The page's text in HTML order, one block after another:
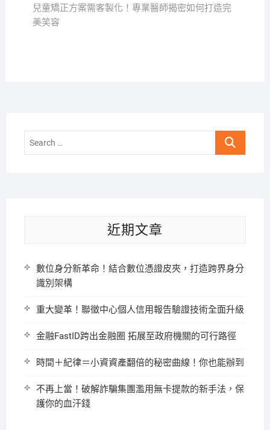
覽 post:
兒童矯正方案需客製化！專業醫師揭密如何打造完
美笑容
Search
近期文章
數位身分新革命！結合數位憑證皮夾，打造跨界身分
識別架構
重大變革！聯徵中心個人信用報告驗證技術全面升級
金融FastID跨出金融圈 拓展至政府機關的可行路徑
時間＋紀律＝小資資產翻倍的秘密曲線！你也能辦到
不再上當！破解詐騙集團濫用無卡提款的新手法，保
護你的血汗錢